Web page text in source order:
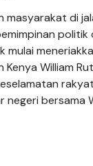
masyarakat di
politik
mulai
Kenya William
negeri bersama